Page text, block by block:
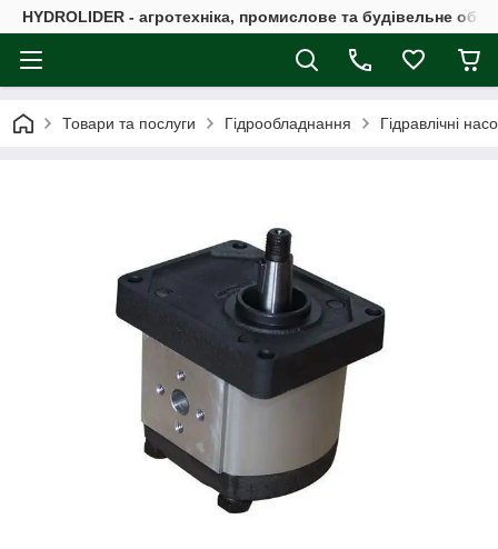
HYDROLIDER - агротехніка, промислове та будівельне
Товари та послуги Гідрообладнання Гідравлічні